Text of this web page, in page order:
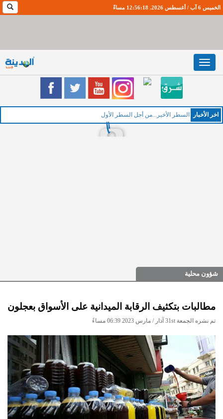
الخميس 6 آب / أغسطس 2026. 12:56:19 مساءً
Toggle
navigation
اخر اﻷخبار
شؤون محلية
مطالبات بتكثيف الرقابة الميدانية على الأسواق بعجلون
تم نشره الجمعة 31st آذار / مارس 2023 06:39 مساءً